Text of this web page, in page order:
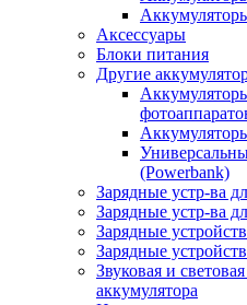
Аксессуары
Блоки питания
Другие
(Powerbank)
Зарядные устр-ва
Зарядные устр-ва
Зарядные
Зарядные
Звуковая и
аккумулятора